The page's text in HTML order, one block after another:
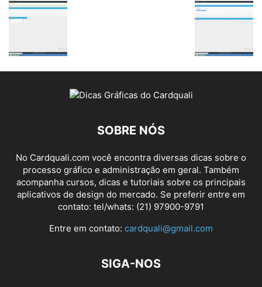
SOBRE NÓS
No Cardquali.com você encontra diversas dicas sobre o
processo gráfico e administração em geral. Também
acompanha cursos, dicas e tutoriais sobre os principais
aplicativos de design do mercado. Se preferir entre em
contato: tel/whats: (21) 97900-9791
Entre em contato: cardquali@gmail.com
SIGA-NOS